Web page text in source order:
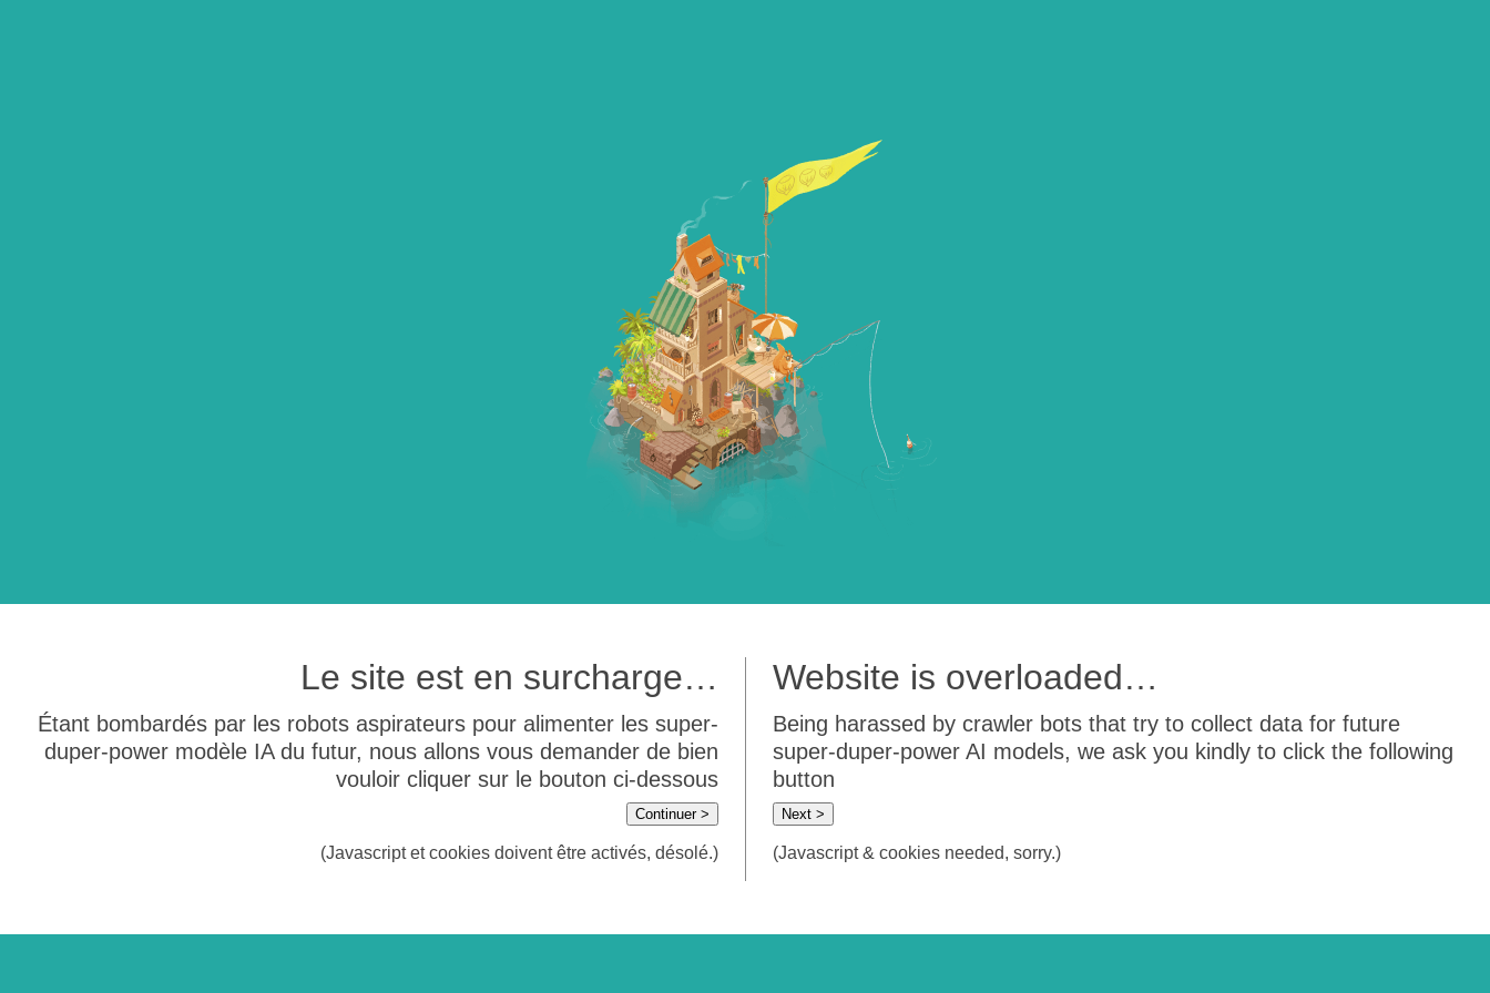
Le site est en surcharge…
Étant bombardés par les robots aspirateurs pour alimenter les super-
duper-power modèle IA du futur, nous allons vous demander de bien
vouloir cliquer sur le bouton ci-dessous
Continuer >
(Javascript et cookies doivent être activés, désolé.)
Website is overloaded…
Being harassed by crawler bots that try to collect data for future
super-duper-power AI models, we ask you kindly to click the following
button
Next >
(Javascript & cookies needed, sorry.)